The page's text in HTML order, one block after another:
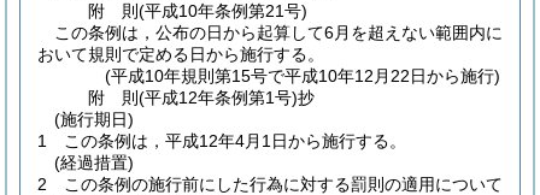
附 則(平成10年条例第21号)
この条例は，公布の日から起算して6月を超えない範囲内に
おいて規則で定める日から施行する。
(平成10年規則第15号で平成10年12月22日から施行)
附 則(平成12年条例第1号)抄
(施行期日)
1
この条例は，平成12年4月1日から施行する。
(経過措置)
2
この条例の施行前にした行為に対する罰則の適用について